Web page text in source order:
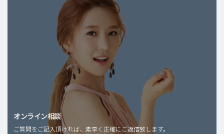
脂肪注入(アンチエイジング)
豊胸手術・バストアップ
オンライン相談
ご質問をご記入頂ければ、素早く正確にご返信致します。